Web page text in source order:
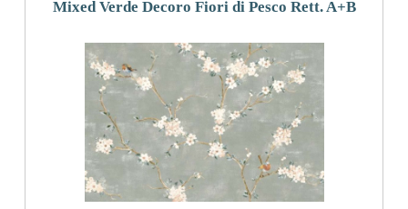
Mixed Verde Decoro Fiori di Pesco Rett. A+B